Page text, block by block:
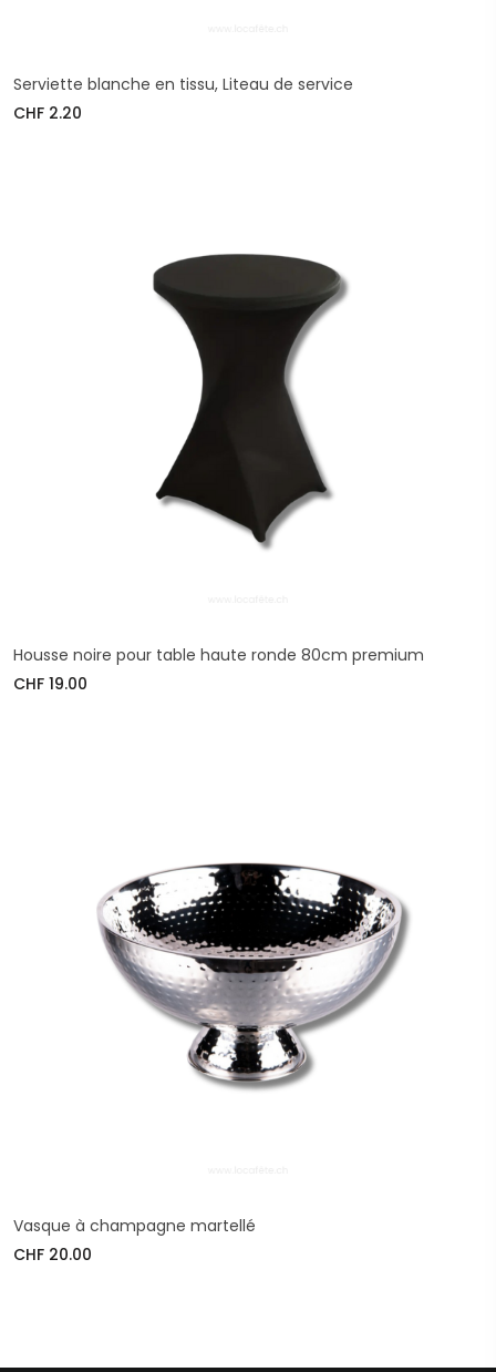
Serviette blanche en tissu, Liteau de service
CHF 2.20
Housse noire pour table haute ronde 80cm premium
CHF 19.00
Vasque à champagne martellé
CHF 20.00